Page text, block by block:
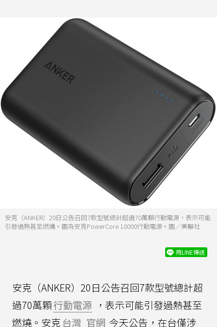
安克（ANKER）20日公告召回7款型號總計超過70萬顆行動電源，表示可能
引發過熱甚至燃燒。圖為安克PowerCore 10000行動電源。圖／美聯社
用LINE傳送
安克（ANKER）20日公告召回7款型號總計超
過70萬顆行動電源 ，表示可能引發過熱甚至
燃燒。安克台灣 官網 今天公告，在台僅涉